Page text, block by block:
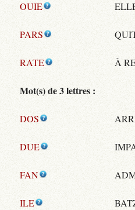
OUIE
PARS
RATE À
Mot(s) de 3 lettres :
DOS
DUE
FAN
ILE